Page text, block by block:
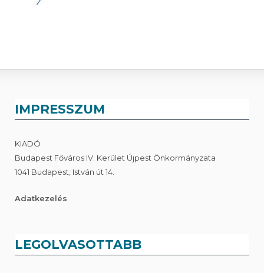
IMPRESSZUM
KIADÓ
Budapest Főváros IV. Kerület Újpest Önkormányzata
1041 Budapest, István út 14.
Adatkezelés
LEGOLVASOTTABB